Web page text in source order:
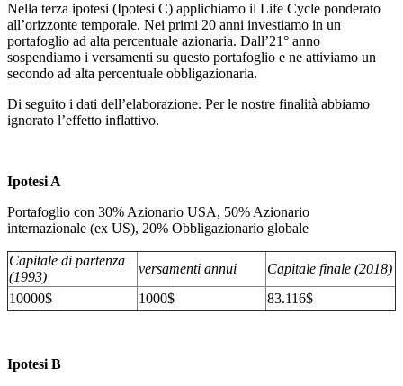
Nella terza ipotesi (Ipotesi C) applichiamo il Life Cycle ponderato
all’orizzonte temporale. Nei primi 20 anni investiamo in un
portafoglio ad alta percentuale azionaria. Dall’21° anno
sospendiamo i versamenti su questo portafoglio e ne attiviamo un
secondo ad alta percentuale obbligazionaria.
Di seguito i dati dell’elaborazione. Per le nostre finalità abbiamo
ignorato l’effetto inflattivo.
Ipotesi A
Portafoglio con 30% Azionario USA, 50% Azionario
internazionale (ex US), 20% Obbligazionario globale
Capitale di partenza
(1993)
versamenti annui
Capitale finale (2018)
10000$
1000$ 83.116$
Ipotesi B